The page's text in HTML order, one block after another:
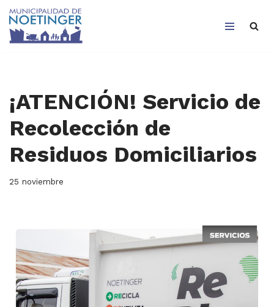
Saltar
¡ATENCIÓN! Servicio de
Recolección de
Residuos Domiciliarios
25 noviembre